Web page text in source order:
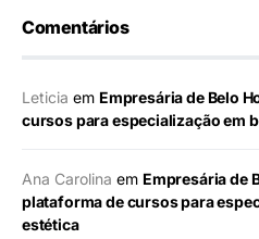
Comentários
Leticia em Empresária de Belo
cursos para especialização em
Ana Carolina em Empresária de
plataforma de cursos para
estética